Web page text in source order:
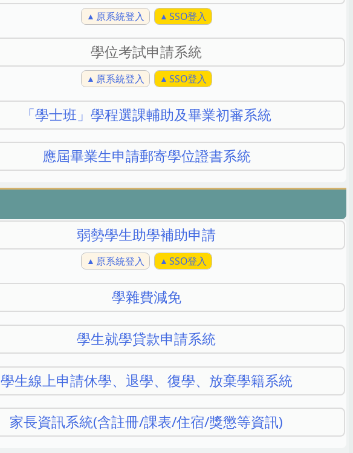
原系統登入 SSO登入
學位考試申請系統
原系統登入 SSO登入
「學士班」學程選課輔助及畢業初審系統
應屆畢業生申請郵寄學位證書系統
弱勢學生助學補助申請
原系統登入 SSO登入
學雜費減免
學生就學貸款申請系統
學生線上申請休學、退學、復學、放棄學籍系統
家長資訊系統(含註冊/課表/住宿/獎懲等資訊)